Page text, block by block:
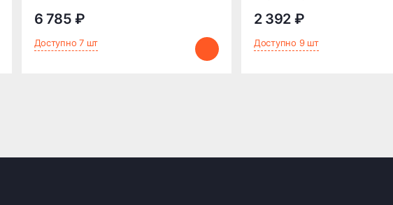
6 785 ₽
Доступно 7 шт
2 392 ₽
Доступно 9 шт